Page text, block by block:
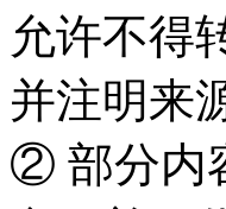
允许不得
并注明来
② 部分内